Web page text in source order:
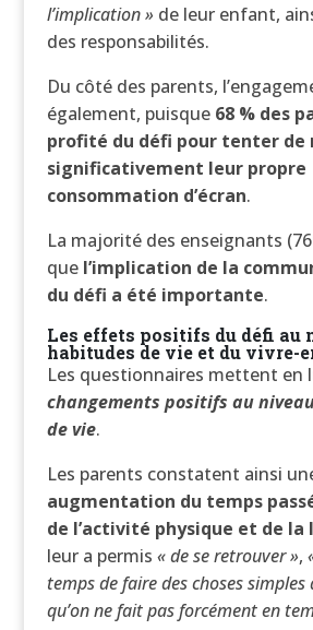
l’implication » de leur enfant,
des responsabilités.
Du côté des parents,
également, puisque 68 % des
profité du défi pour tenter de
significativement leur propre
consommation d’écran.
La majorité des enseignants
que l’implication de la
du défi a été importante.
Les effets positifs du défi au
habitudes de vie et du vivre-
Les questionnaires mettent en
changements positifs au
de vie.
Les parents constatent ainsi
augmentation du temps
de l’activité physique et de la
leur a permis « de se retrouver »,
temps de faire des choses
qu’on ne fait pas forcément en